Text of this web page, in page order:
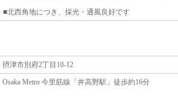
■北西角地につき、採光・通風良好です
摂津市別府2丁目10-12
Osaka Metro 今里筋線「井高野駅」徒歩約16分